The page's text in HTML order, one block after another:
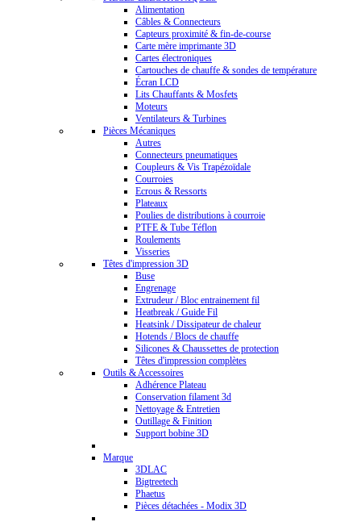
Alimentation
Câbles & Connecteurs
Capteurs proximité & fin-de-course
Carte mère imprimante 3D
Cartes électroniques
Cartouches de chauffe & sondes de température
Écran LCD
Lits Chauffants & Mosfets
Moteurs
Ventilateurs & Turbines
Pièces Mécaniques
Autres
Connecteurs pneumatiques
Coupleurs & Vis Trapézoïdale
Courroies
Ecrous & Ressorts
Plateaux
Poulies de distributions à courroie
PTFE & Tube Téflon
Roulements
Visseries
Têtes d'impression 3D
Buse
Engrenage
Extrudeur / Bloc entrainement fil
Heatbreak / Guide Fil
Heatsink / Dissipateur de chaleur
Hotends / Blocs de chauffe
Silicones & Chaussettes de protection
Têtes d'impression complètes
Outils & Accessoires
Adhérence Plateau
Conservation filament 3d
Nettoyage & Entretien
Outillage & Finition
Support bobine 3D
Marque
3DLAC
Bigtreetech
Phaetus
Pièces détachées - Modix 3D